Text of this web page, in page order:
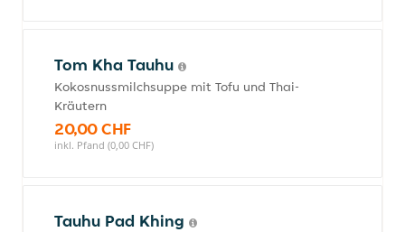
Tom Kha Tauhu
Kokosnussmilchsuppe mit Tofu und Thai-
Kräutern
20,00 CHF
inkl. Pfand (0,00 CHF)
Tauhu Pad Khing